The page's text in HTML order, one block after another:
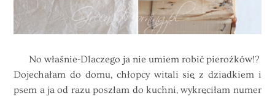
No właśnie-Dlaczego ja nie umiem robić pierożków!?
Dojechałam do domu, chłopcy witali się z dziadkiem i
psem a ja od razu poszłam do kuchni, wykręciłam numer